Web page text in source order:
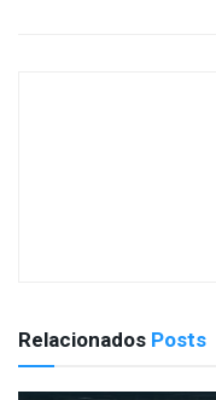
Relacionados Posts